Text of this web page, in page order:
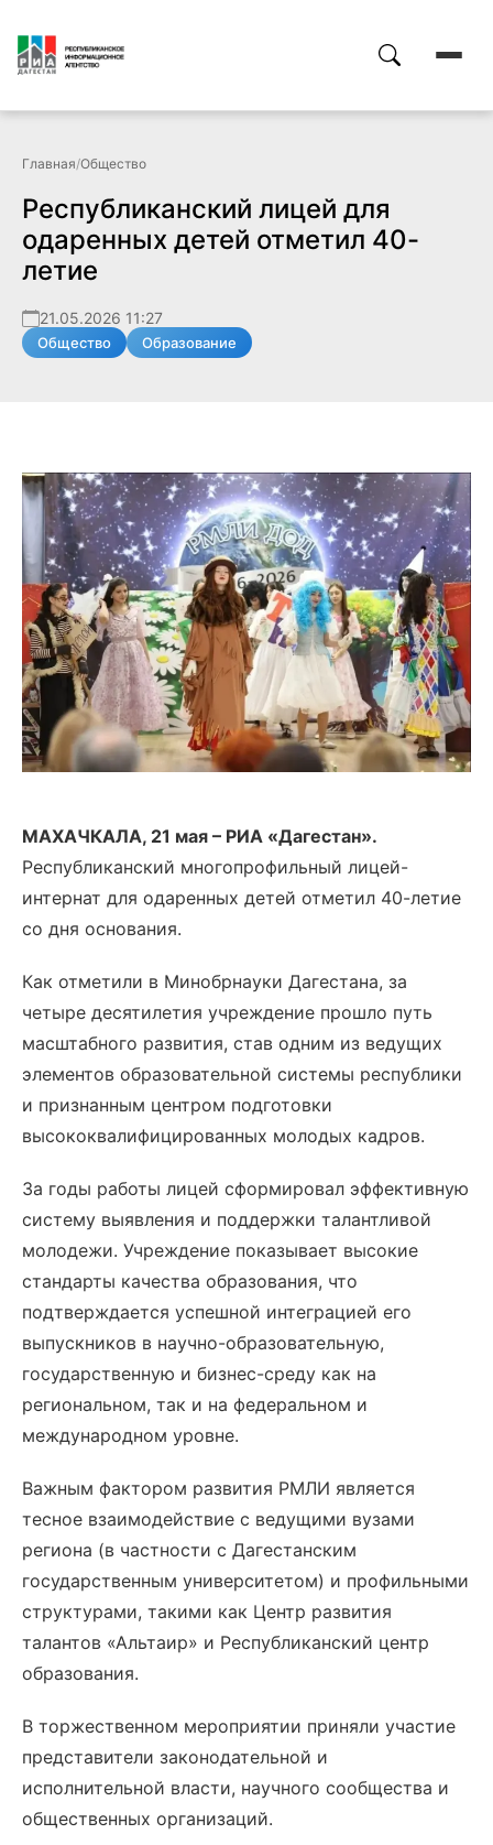
Главная/Общество
Республиканский лицей для
одаренных детей отметил 40-
летие
21.05.2026 11:27
Общество Образование
МАХАЧКАЛА, 21 мая – РИА «Дагестан».
Республиканский многопрофильный лицей-
интернат для одаренных детей отметил 40-летие
со дня основания.
Как отметили в Минобрнауки Дагестана, за
четыре десятилетия учреждение прошло путь
масштабного развития, став одним из ведущих
элементов образовательной системы республики
и признанным центром подготовки
высококвалифицированных молодых кадров.
​За годы работы лицей сформировал эффективную
систему выявления и поддержки талантливой
молодежи. Учреждение показывает высокие
стандарты качества образования, что
подтверждается успешной интеграцией его
выпускников в научно-образовательную,
государственную и бизнес-среду как на
региональном, так и на федеральном и
международном уровне.
​Важным фактором развития РМЛИ является
тесное взаимодействие с ведущими вузами
региона (в частности с Дагестанским
государственным университетом) и профильными
структурами, такими как Центр развития
талантов «Альтаир» и Республиканский центр
образования.
​В торжественном мероприятии приняли участие
представители законодательной и
исполнительной власти, научного сообщества и
общественных организаций.